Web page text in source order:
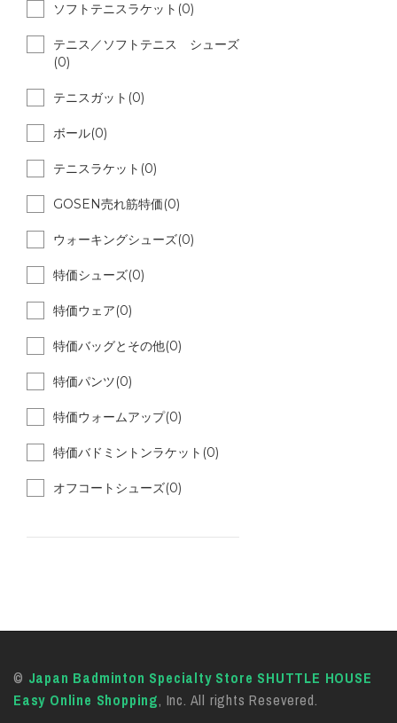
ソフトテニスラケット(0)
テニス／ソフトテニス シューズ
(0)
テニスガット(0)
ボール(0)
テニスラケット(0)
GOSEN売れ筋特価(0)
ウォーキングシューズ(0)
特価シューズ(0)
特価ウェア(0)
特価バッグとその他(0)
特価パンツ(0)
特価ウォームアップ(0)
特価バドミントンラケット(0)
オフコートシューズ(0)
© Japan Badminton Specialty Store SHUTTLE HOUSE
Easy Online Shopping, Inc. All rights Resevered.